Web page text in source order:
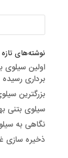
نوشته‌های تازه
اولین سیلوی
برداری
بزرگترین
سیلوی بتنی
نگاهی به
ذخیره سازی